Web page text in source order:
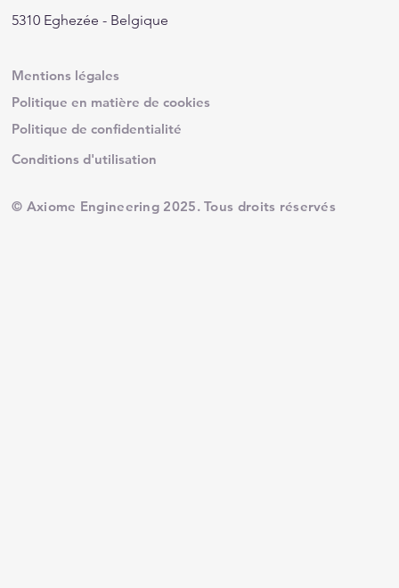
5310 Eghezée - Belgique
Mentions légales
Politique en matière de cookies
Politique de confidentialité
Conditions d'utilisation
© Axiome Engineering 2025. Tous droits réservés